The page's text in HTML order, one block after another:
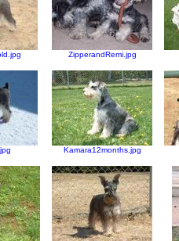
ZipperandRemi.jpg
Kamara12months.jpg